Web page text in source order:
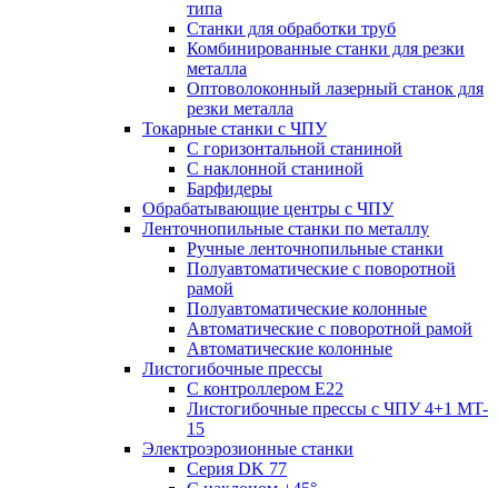
типа
Станки для обработки труб
Комбинированные станки для резки
металла
Оптоволоконный лазерный станок для
резки металла
Токарные станки с ЧПУ
С горизонтальной станиной
С наклонной станиной
Барфидеры
Обрабатывающие центры с ЧПУ
Ленточнопильные станки по металлу
Ручные ленточнопильные станки
Полуавтоматические с поворотной
рамой
Полуавтоматические колонные
Автоматические с поворотной рамой
Автоматические колонные
Листогибочные прессы
С контроллером E22
Листогибочные прессы с ЧПУ 4+1 MT-
15
Электроэрозионные станки
Серия DK 77